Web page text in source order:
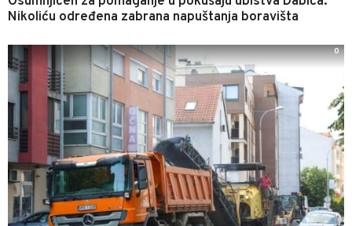
Nikoliću određena zabrana napuštanja boravišta
0